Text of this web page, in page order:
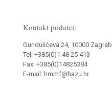
Kontakt podatci:
Gundulićeva 24, 10000 Zagreb
Tel: +385(0)1 48 25 413
Fax: +385(0)14825384
E-mail: hmmf@hazu.hr